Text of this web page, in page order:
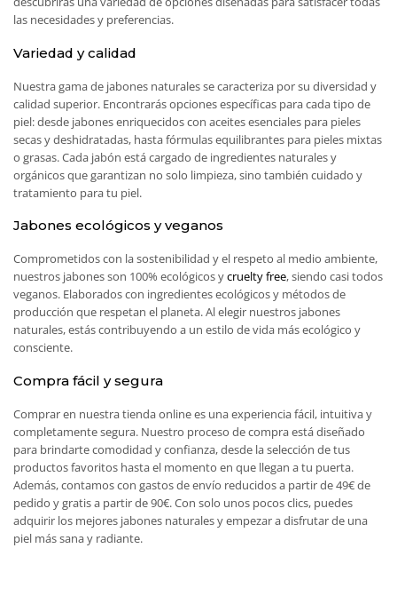
las necesidades y preferencias.
Variedad y calidad
Nuestra gama de jabones naturales se caracteriza por su diversidad y
calidad superior. Encontrarás opciones específicas para cada tipo de
piel: desde jabones enriquecidos con aceites esenciales para pieles
secas y deshidratadas, hasta fórmulas equilibrantes para pieles mixtas
o grasas. Cada jabón está cargado de ingredientes naturales y
orgánicos que garantizan no solo limpieza, sino también cuidado y
tratamiento para tu piel.
Jabones ecológicos y veganos
Comprometidos con la sostenibilidad y el respeto al medio ambiente,
nuestros jabones son 100% ecológicos ycruelty free, siendo casi todos
veganos. Elaborados con ingredientes ecológicos y métodos de
producción que respetan el planeta. Al elegir nuestros jabones
naturales, estás contribuyendo a un estilo de vida más ecológico y
consciente.
Compra fácil y segura
Comprar en nuestra tienda online es una experiencia fácil, intuitiva y
completamente segura. Nuestro proceso de compra está diseñado
para brindarte comodidad y confianza, desde la selección de tus
productos favoritos hasta el momento en que llegan a tu puerta.
Además, contamos con gastos de envío reducidos a partir de 49€ de
pedido y gratis a partir de 90€. Con solo unos pocos clics, puedes
adquirir los mejores jabones naturales y empezar a disfrutar de una
piel más sana y radiante.